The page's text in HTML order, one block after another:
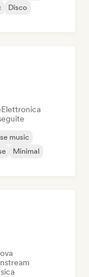
Disco
Elettronica
music
Minimal